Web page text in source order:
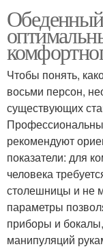
Чтобы понять,
восьми персон,
существующих
рекомендуют
показатели: для
человека
столешницы и не
параметры
приборы и
манипуляций